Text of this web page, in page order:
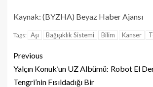
Kaynak: (BYZHA) Beyaz Haber Ajansı
Tags: Aşı Bağışıklık Sistemi Bilim Kanser
Previous
Yalçın Konuk’un UZ Albümü:
Tengri’nin Fısıldadığı Bir
Robot El